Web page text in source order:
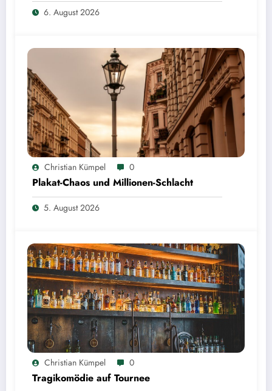
6. August 2026
Christian Kümpel 0
Plakat-Chaos und Millionen-Schlacht
5. August 2026
Christian Kümpel 0
Tragikomödie auf Tournee